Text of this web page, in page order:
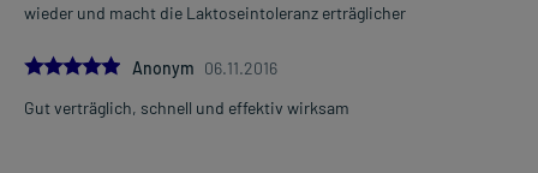
wieder und macht die Laktoseintoleranz erträglicher
5.0Anonym 06.11.2016
Gut verträglich, schnell und effektiv wirksam